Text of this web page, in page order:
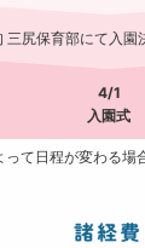
三尻保育部にて入園
4/1
入園式
て日程が変わる場